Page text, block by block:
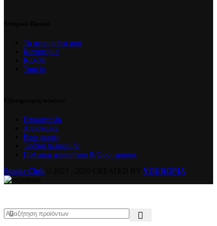
Τα αγαπημένα μου
Κατάστημα
Καλάθι
Ταμείο
Επικοινωνία
Αποστολές
Επιστροφές
Τρόποι πληρωμής
Πολιτική απορρήτου & Όροι χρήσης
Smoke Club
YOUROPIA